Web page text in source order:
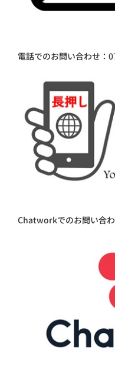
電話でのお問い合わせ：
Chatworkでのお問い合